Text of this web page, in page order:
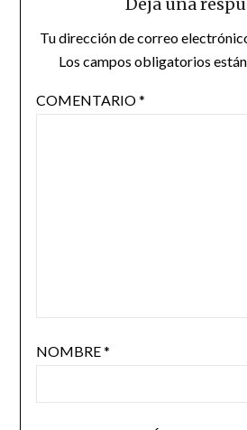
Deja una
Tu dirección de correo
Los campos obligatorios
COMENTARIO*
NOMBRE*